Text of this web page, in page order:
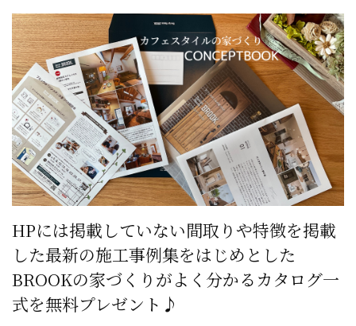
HPには掲載していない間取りや特徴を掲載
した最新の施工事例集をはじめとした
BROOKの家づくりがよく分かるカタログ一
式を無料プレゼント♪